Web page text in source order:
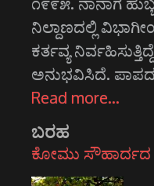
ನಿಲ್ದಾಣದಲ್ಲಿ
ಕರ್ತವ್ಯ
ಅನುಭವಿಸಿದೆ.
Read more…
ಬರಹ
ಕೋಮು ಸೌಹಾರ್ದದ